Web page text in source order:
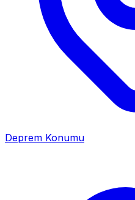
Deprem Konumu